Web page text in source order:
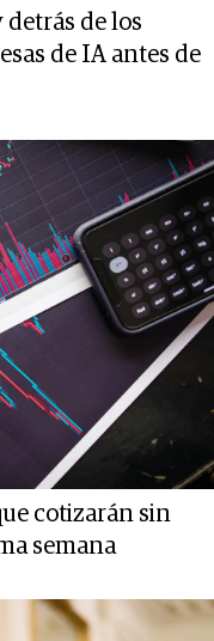
detrás de los
de IA antes de
cotizarán sin
semana